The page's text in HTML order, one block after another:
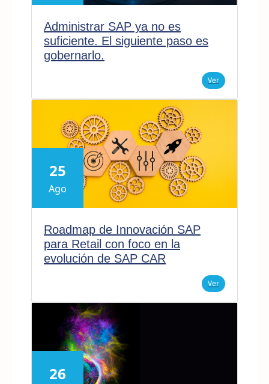
Administrar SAP ya no es
suficiente. El siguiente paso es
gobernarlo.
Ver
25
Ago
Roadmap de Innovación SAP
para Retail con foco en la
evolución de SAP CAR
Ver
26